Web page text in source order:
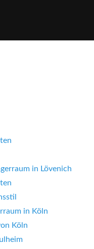
in Lövenich
in Köln
Köln